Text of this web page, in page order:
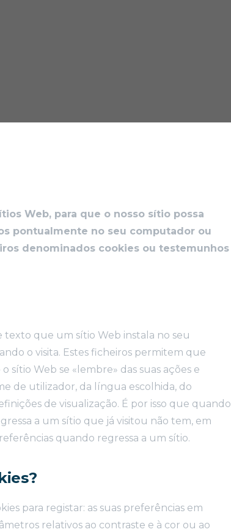
Web, para que o nosso sítio possa
pontualmente no seu computador ou
denominados cookies ou testemunhos
que um sítio Web instala no seu
o visita. Estes ficheiros permitem que
Web se «lembre» das suas ações e
de utilizador, da língua escolhida, do
de visualização. É por isso que quando
a um sítio que já visitou não tem, em
quando regressa a um sítio.
para registar: as suas preferências em
relativos ao contraste e à cor ou ao